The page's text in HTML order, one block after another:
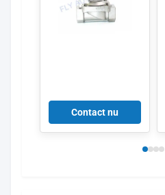
Contact nu